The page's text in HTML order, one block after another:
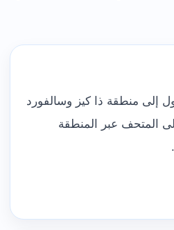
إلى منطقة ذا كيز وسالفورد
المتحف عبر المنطقة